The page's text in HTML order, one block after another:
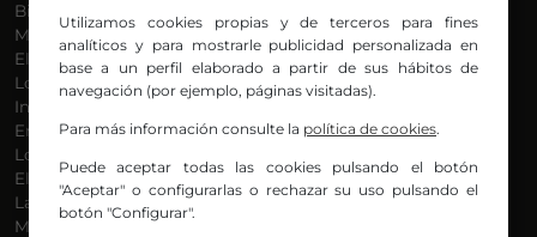
Bilbosport
Más Música
El Madrugador
Lo Más Nuevo
Informativos
En Ruta
Locos por la Música
El Supermadrugador
La Mañana de Radio Nervión
Más Madrugada
Belén Ollero
Dani
Eduardo
Endika
Iñigo
Utilizamos cookies propias y de terceros para fines
analíticos y para mostrarle publicidad personalizada en
base a un perfil elaborado a partir de sus hábitos de
navegación (por ejemplo, páginas visitadas).
Para más información consulte la política de cookies.
Puede aceptar todas las cookies pulsando el botón
"Aceptar" o configurarlas o rechazar su uso pulsando el
botón "Configurar".